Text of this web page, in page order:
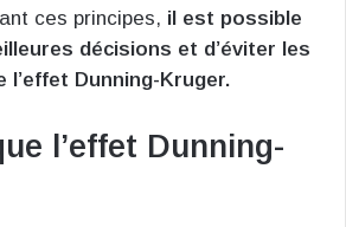
ces principes, il est possible
décisions et d’éviter les
Dunning-Kruger.
l’effet Dunning-